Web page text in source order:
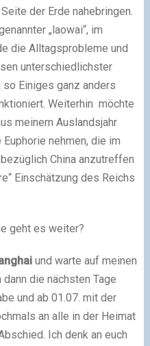
der Erde nahebringen.
„laowai“, im
die Alltagsprobleme und
unterschiedlichster
Einiges ganz anders
Weiterhin möchte
meinem Auslandsjahr
nehmen, die im
China anzutreffen
Einschätzung des Reichs
geht es weiter?
und warte auf meinen
die nächsten Tage
und ab 01.07. mit der
an alle in der Heimat
Ich denk an euch